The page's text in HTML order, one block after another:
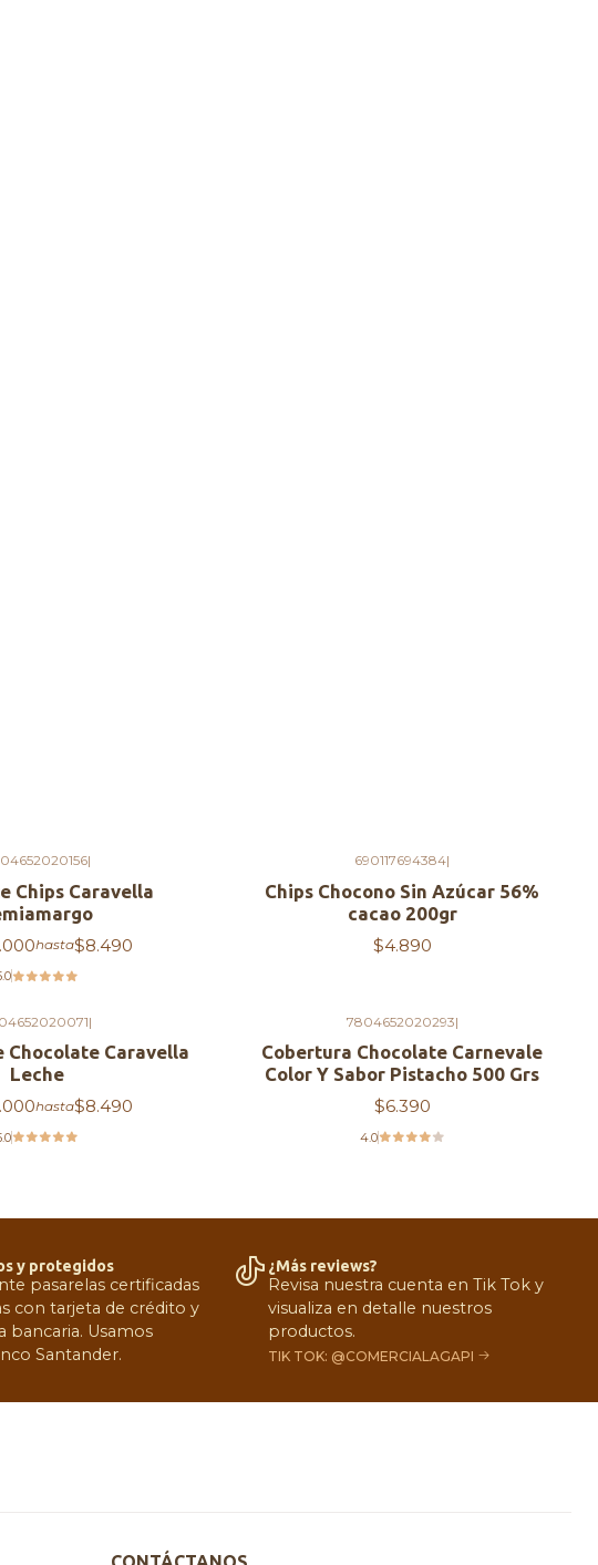
|
Chips Caravella
hasta$8.490
690117694384|
Chips Chocono Sin Azúcar 56%
cacao 200gr
$4.890
|
Chocolate Caravella
Leche
hasta$8.490
7804652020293|
Cobertura Chocolate Carnevale
Color Y Sabor Pistacho 500 Grs
$6.390
4.0
y protegidos
pasarelas certificadas
con tarjeta de crédito y
bancaria. Usamos
Santander.
¿Más reviews?
Revisa nuestra cuenta en Tik Tok y
visualiza en detalle nuestros
productos.
TIK TOK: @COMERCIALAGAPI